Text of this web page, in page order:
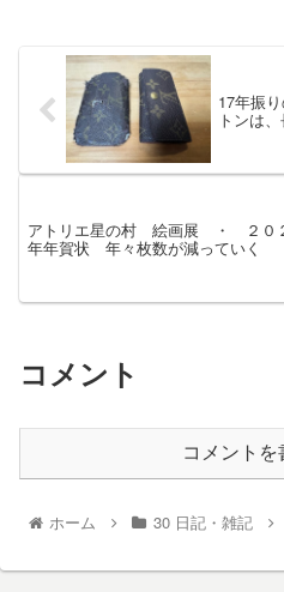
17年振
トンは
アトリエ星の村 絵画展 ・ ２０
年年賀状 年々枚数が減っていく
コメント
コメントを
ホーム 30 日記・雑記